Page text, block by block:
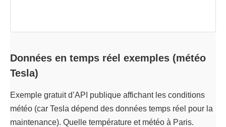
Données en temps réel exemples (météo
Tesla)
Exemple gratuit d’API publique affichant les conditions
météo (car Tesla dépend des données temps réel pour la
maintenance). Quelle température et météo à Paris.